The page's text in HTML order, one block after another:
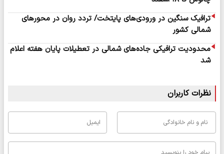
ترافیک سنگین در ورودی‌های پایتخت/ تردد روان در محورهای
شمالی کشور
محدودیت‌ ترافیکی جاده‌های شمالی در تعطیلات پایان هفته اعلام
شد
نظرات کاربران